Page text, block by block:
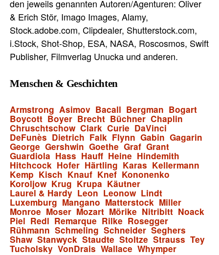
den jeweils genannten Autoren/Agenturen: Oliver
& Erich Stör, Imago Images, Alamy,
Stock.adobe.com, Clipdealer, Shutterstock.com,
i.Stock, Shot-Shop, ESA, NASA, Roscosmos, Swift
Publisher, Filmverlag Unucka und anderen.
Menschen & Geschichten
Armstrong Asimov Bacall Bergman Bogart
Boycott Boyer Brecht Büchner Chaplin
Chruschtschow Clark Curie DaVinci
DeFunès Dietrich Falk Flynn Gabin Gagarin
George Gershwin Goethe Graf Grant
Guardiola Hass Hauff Heine Hindemith
Hitchcock Hofer Härtling Karas Kellermann
Kemp Kisch Knauf Knef Kononenko
Koroljow Krug Krupa Käutner
Laurel & Hardy Leon Leonow Lindt
Luxemburg Mangano Matterstock Miller
Monroe Moser Mozart Mörike Nitribitt Noack
Piel Redl Remarque Rilke Rosegger
Rühmann Schmeling Schneider Seghers
Shaw Stanwyck Staudte Stoltze Strauss Tey
Tucholsky VonDrais Wallace Whymper